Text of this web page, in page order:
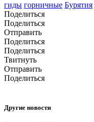
гиды горничные Бурятия
Поделиться
Поделиться
Отправить
Поделиться
Поделиться
Твитнуть
Отправить
Поделиться
Другие новости